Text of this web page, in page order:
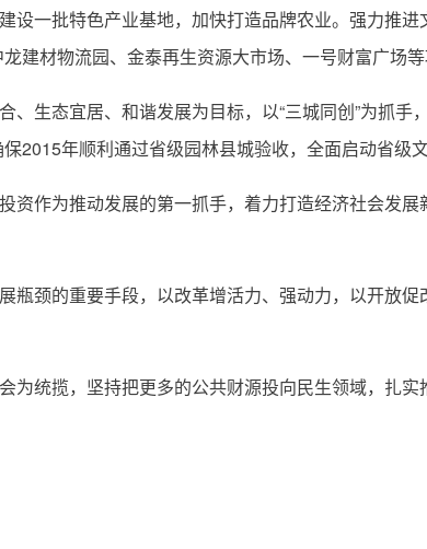
设一批特色产业基地，加快打造品牌农业。强力推进
建材物流园、金泰再生资源大市场、一号财富广场等
生态宜居、和谐发展为目标，以“三城同创”为抓手
2015年顺利通过省级园林县城验收，全面启动省级
作为推动发展的第一抓手，着力打造经济社会发展
颈的重要手段，以改革增活力、强动力，以开放促
统揽，坚持把更多的公共财源投向民生领域，扎实